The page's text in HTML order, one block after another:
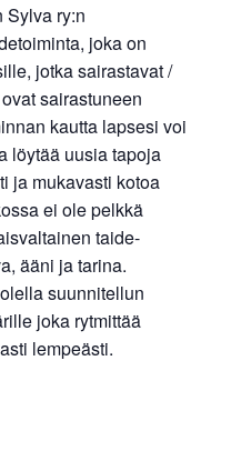
Sylva ry:n
joka on
jotka sairastavat /
sairastuneen
kautta lapsesi voi
löytää uusia tapoja
ja mukavasti kotoa
ei ole pelkkä
taide-
ääni ja tarina.
suunnitellun
joka rytmittää
lempeästi.